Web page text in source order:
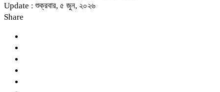
Update : শুক্রবার, ৫ জুন, ২০২৬
Share